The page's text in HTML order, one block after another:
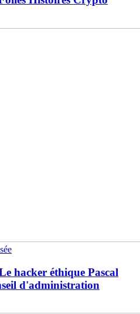
hacker éthique Pascal
d'administration